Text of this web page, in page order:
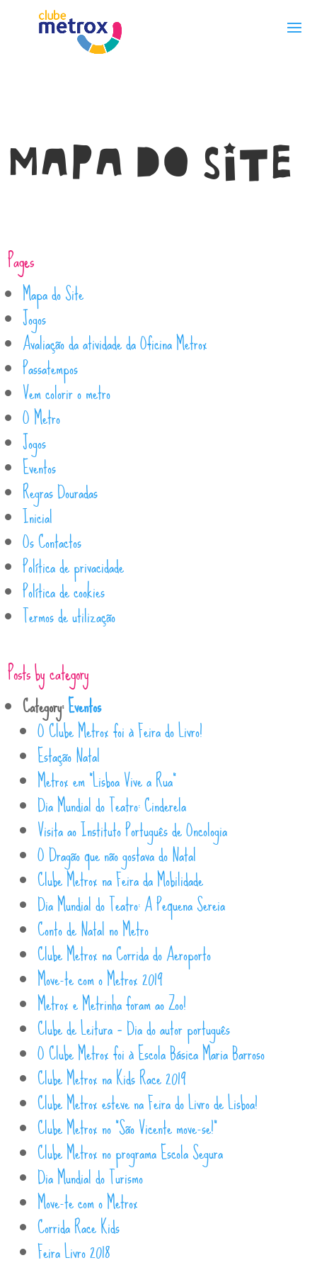
Skip to content
Mapa do site
Pages
Mapa do Site
Jogos
Avaliação da atividade da Oficina Metrox
Passatempos
Vem colorir o metro
O Metro
Jogos
Eventos
Regras Douradas
Inicial
Os Contactos
Política de privacidade
Política de cookies
Termos de utilização
Posts by category
Category:Eventos
O Clube Metrox foi à Feira do Livro!
Estação Natal
Metrox em “Lisboa Vive a Rua”
Dia Mundial do Teatro: Cinderela
Visita ao Instituto Português de Oncologia
O Dragão que não gostava do Natal
Clube Metrox na Feira da Mobilidade
Dia Mundial do Teatro: A Pequena Sereia
Conto de Natal no Metro
Clube Metrox na Corrida do Aeroporto
Move-te com o Metrox 2019
Metrox e Metrinha foram ao Zoo!
Clube de Leitura – Dia do autor português
O Clube Metrox foi à Escola Básica Maria Barroso
Clube Metrox na Kids Race 2019
Clube Metrox esteve na Feira do Livro de Lisboa!
Clube Metrox no “São Vicente move-se!”
Clube Metrox no programa Escola Segura
Dia Mundial do Turismo
Move-te com o Metrox
Corrida Race Kids
Feira Livro 2018